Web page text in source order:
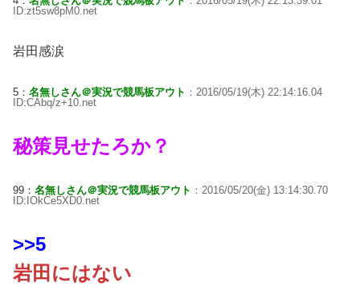
ID:zt5sw8pM0.net
岩田感涙
5： 名無しさん＠実況で競馬板アウト ：2016/05/19(木) 22:14:16.04
ID:CAbq/z+10.net
秘策見せたろか？
99： 名無しさん＠実況で競馬板アウト ：2016/05/20(金) 13:14:30.70
ID:IOkCe5XD0.net
>>5
岩田にはない